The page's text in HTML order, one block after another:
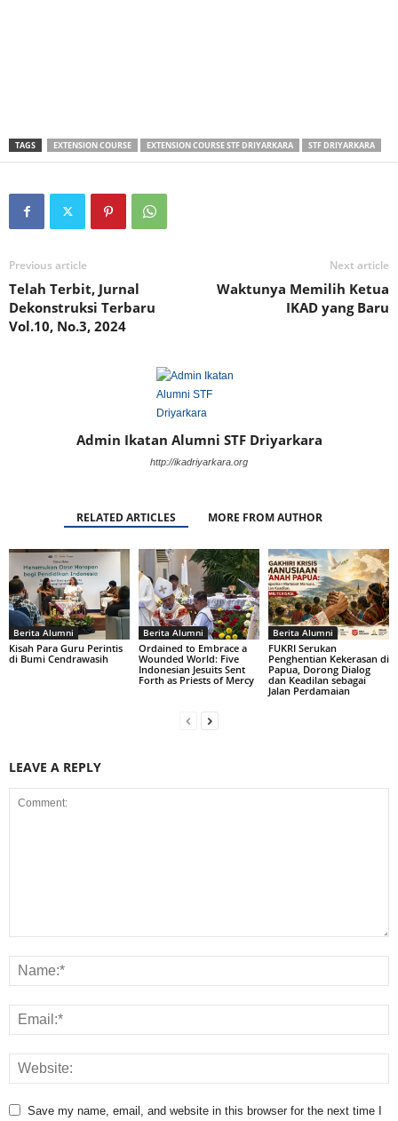
TAGS EXTENSION COURSE EXTENSION COURSE STF DRIYARKARA STF DRIYARKARA
Previous article
Telah Terbit, Jurnal
Dekonstruksi Terbaru
Vol.10, No.3, 2024
Next article
Waktunya Memilih Ketua
IKAD yang Baru
Admin Ikatan Alumni STF Driyarkara
http://ikadriyarkara.org
RELATED ARTICLES MORE FROM AUTHOR
Berita Alumni
Kisah Para Guru Perintis
di Bumi Cendrawasih
Berita Alumni
Ordained to Embrace a
Wounded World: Five
Indonesian Jesuits Sent
Forth as Priests of Mercy
Berita Alumni
FUKRI Serukan
Penghentian Kekerasan di
Papua, Dorong Dialog
dan Keadilan sebagai
Jalan Perdamaian
LEAVE A REPLY
Save my name, email, and website in this browser for the next time I